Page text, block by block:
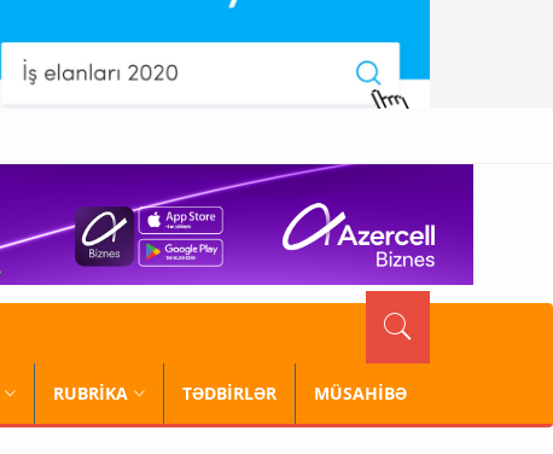
RUBRİKA TƏDBİRLƏR MÜSAHİBƏ